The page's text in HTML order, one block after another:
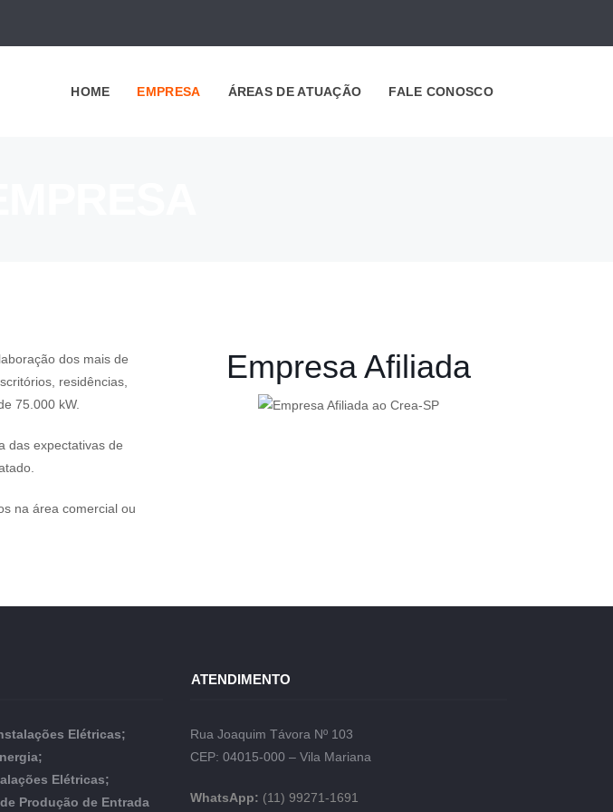
HOME EMPRESA ÁREAS DE ATUAÇÃO FALE CONOSCO
dos mais de
residências,
75.000 kW.
das expectativas de
na área comercial ou
Empresa Afiliada
Elétricas;
Elétricas;
Produção de Entrada
ATENDIMENTO
Rua Joaquim Távora Nº 103
CEP: 04015-000 – Vila Mariana
WhatsApp: (11) 99271-1691